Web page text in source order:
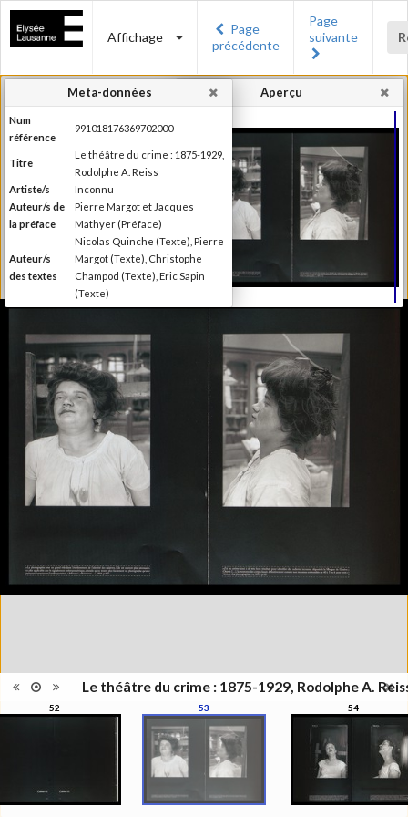
Affichage
Page
précédente
Page
suivante
Le théâtre du crime : 1875-1929, Rodolphe A.
52 53 54
Aperçu
Meta-données
Num
référence
991018176369702000
Titre
Le théâtre du crime : 1875-1929,
Rodolphe A. Reiss
Artiste/s
Inconnu
Auteur/s de
la préface
Pierre Margot et Jacques
Mathyer (Préface)
Auteur/s
des textes
Nicolas Quinche (Texte), Pierre
Margot (Texte), Christophe
Champod (Texte), Eric Sapin
(Texte)
Presses polytechniques et
Lieu
d'édition
Lausanne
Date
d'édition
2009
Information
édition
Publié à l'occasion de
l'exposition : "Le théâtre du
crime - Photographies de
Rodolphe A. Reiss", Musée de
l'Elysée, Lausanne, 27 juin - 25
octobre 2009
Information
images
Noir & Blanc
ISBN/ISSN
ISBN 9782880748241